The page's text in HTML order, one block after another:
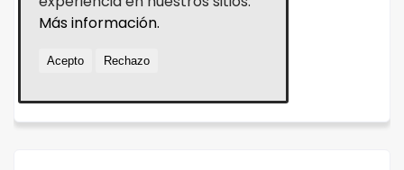
Aviso legal
Más información.
Acepto Rechazo